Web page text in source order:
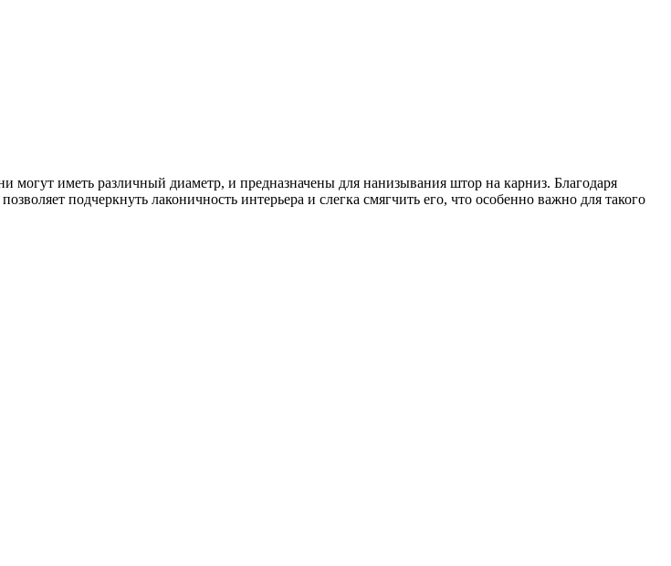
иметь различный диаметр, и предназначены для нанизывания штор на карниз. Благодаря
подчеркнуть лаконичность интерьера и слегка смягчить его, что особенно важно для такого